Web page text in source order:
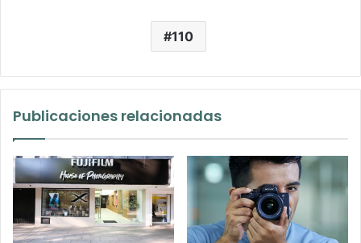
110
Publicaciones relacionadas